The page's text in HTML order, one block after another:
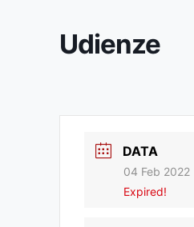
Udienze
DATA
04 Feb 2022
Expired!